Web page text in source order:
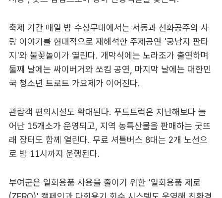
축제 기간 매일 밤 수상무대에서는 서동과 선화공주의 사
랑 이야기를 현대적으로 재해석한 주제공연 '궁남지 판타
지'와 불꽃놀이가 열린다. 개막식에는 노라조가 출연하며
둘째 날에는 싸이버거와 쏘킴 공연, 마지막 날에는 대한민
국 청소년 트로트 가요제가 이어진다.
관람객 편의시설도 확대된다. 푸드트럭은 지난해보다 늘
어난 15개소가 운영되고, 지역 농특산물을 판매하는 굿뜨
래 장터도 함께 열린다. 무료 셔틀버스 8대는 2개 노선으
로 밤 11시까지 운행된다.
부여군은 일회용품 사용을 줄이기 위한 '일회용품 제로